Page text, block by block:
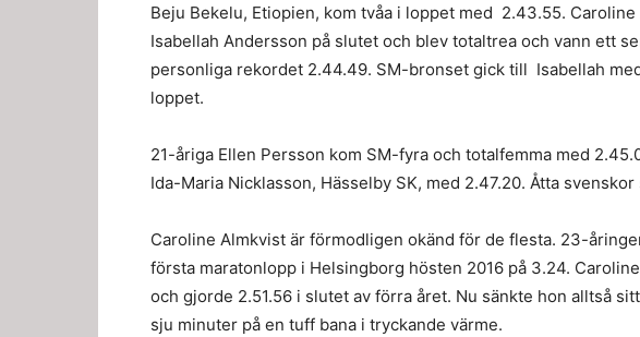
Beju Bekelu, Etiopien, kom tvåa i loppet med 2.43.55.
Isabellah Andersson på slutet och blev totaltrea och vann ett
personliga rekordet 2.44.49. SM-bronset gick till Isabellah
loppet.
21-åriga Ellen Persson kom SM-fyra och totalfemma med
Ida-Maria Nicklasson, Hässelby SK, med 2.47.20. Åtta
Caroline Almkvist är förmodligen okänd för de flesta. 23-
första maratonlopp i Helsingborg hösten 2016 på 3.24.
och gjorde 2.51.56 i slutet av förra året. Nu sänkte hon alltså
sju minuter på en tuff bana i tryckande värme.